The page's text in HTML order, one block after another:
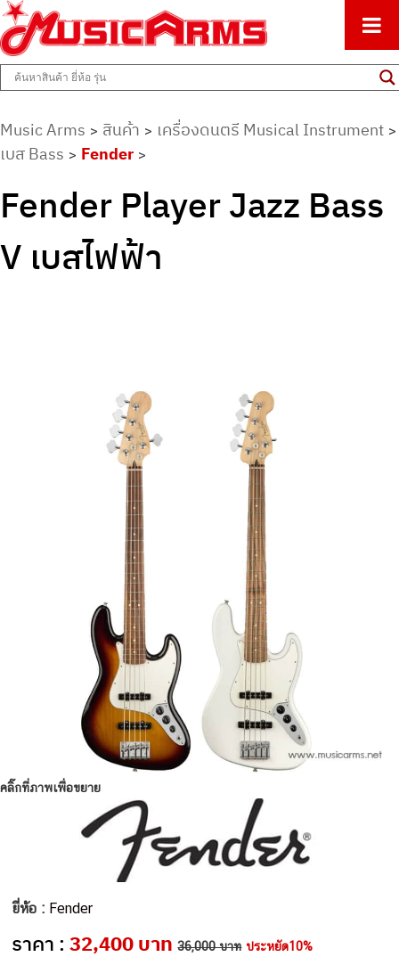
Music Arms
ศูนย์รวมครื่องดนตรีทุกชนิด ตั้งแต่เริ่มต้นถึงมืออาชีพ
Music Arms > สินค้า > เครื่องดนตรี Musical Instrument >
เบส Bass > Fender >
Fender Player Jazz Bass
V เบสไฟฟ้า
คลิ๊กที่ภาพเพื่อขยาย
ยี่ห้อ : Fender
ราคา :32,400 บาท 36,000 บาท ประหยัด10%